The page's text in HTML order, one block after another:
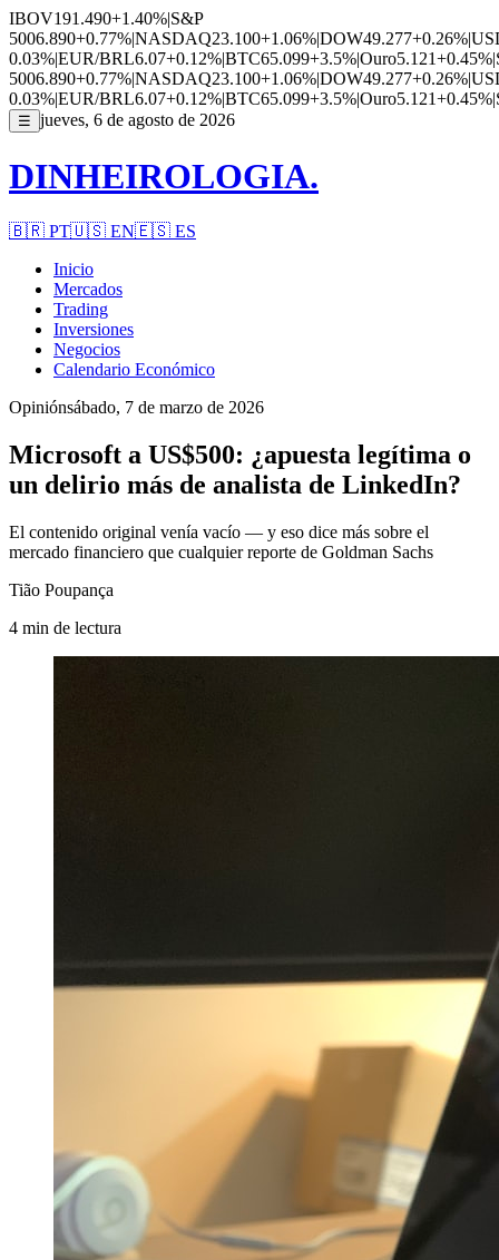
IBOV191.490+1.40%|S&P
5006.890+0.77%|NASDAQ23.100+1.06%|DOW49.277+0.26%|
0.03%|EUR/BRL6.07+0.12%|BTC65.099+3.5%|Ouro5.121+0.45%|
5006.890+0.77%|NASDAQ23.100+1.06%|DOW49.277+0.26%|
0.03%|EUR/BRL6.07+0.12%|BTC65.099+3.5%|Ouro5.121+0.45%|
☰ jueves, 6 de agosto de 2026
DINHEIROLOGIA.
🇧🇷 PT🇺🇸 EN🇪🇸 ES
Inicio
Mercados
Trading
Inversiones
Negocios
Calendario Económico
Opiniónsábado, 7 de marzo de 2026
Microsoft a US$500: ¿apuesta legítima o
un delirio más de analista de LinkedIn?
El contenido original venía vacío — y eso dice más sobre el
mercado financiero que cualquier reporte de Goldman Sachs
Tião Poupança
4 min de lectura